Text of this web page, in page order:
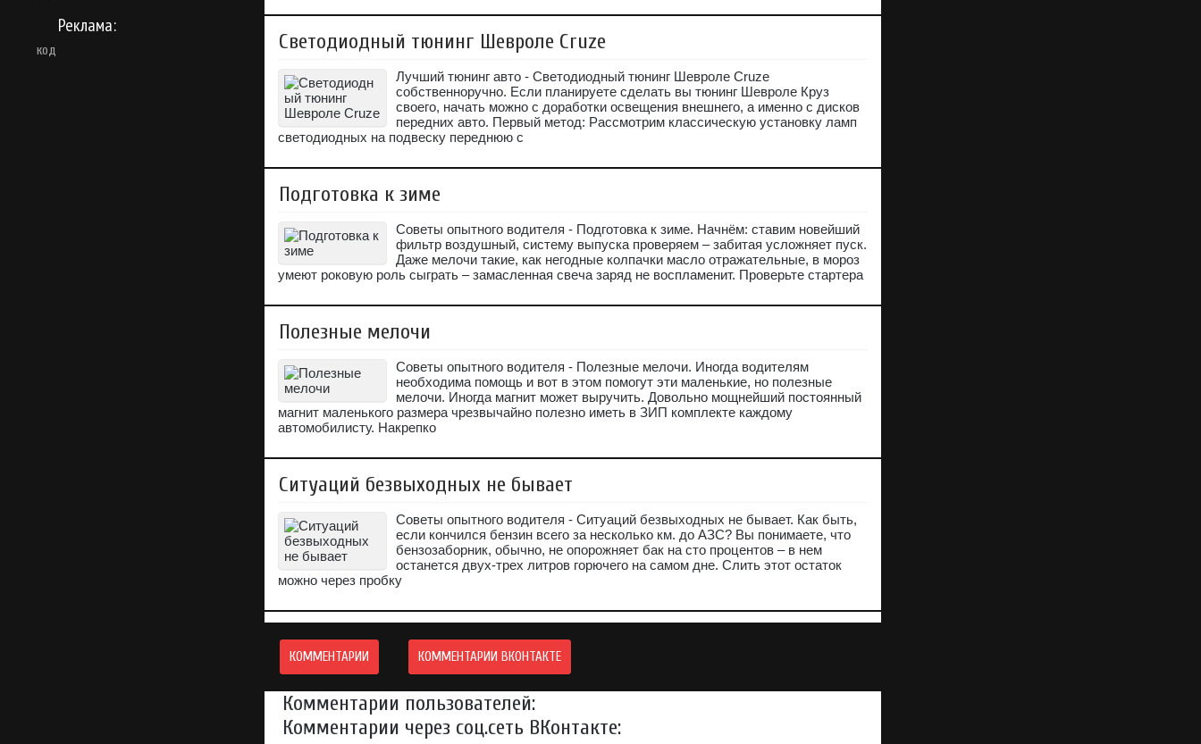
Реклама:
код Светодиодный тюнинг Шевроле Cruze
Лучший тюнинг авто - Светодиодный тюнинг Шевроле Cruze
собственноручно. Если планируете сделать вы тюнинг Шевроле Круз
своего, начать можно с доработки освещения внешнего, а именно с дисков
передних авто. Первый метод: Рассмотрим классическую установку ламп
светодиодных на подвеску переднюю с
Подготовка к зиме
Советы опытного водителя - Подготовка к зиме. Начнём: ставим новейший
фильтр воздушный, систему выпуска проверяем – забитая усложняет пуск.
Даже мелочи такие, как негодные колпачки масло отражательные, в мороз
умеют роковую роль сыграть – замасленная свеча заряд не воспламенит. Проверьте стартера
Полезные мелочи
Советы опытного водителя - Полезные мелочи. Иногда водителям
необходима помощь и вот в этом помогут эти маленькие, но полезные
мелочи. Иногда магнит может выручить. Довольно мощнейший постоянный
магнит маленького размера чрезвычайно полезно иметь в ЗИП комплекте каждому
автомобилисту. Накрепко
Ситуаций безвыходных не бывает
Советы опытного водителя - Ситуаций безвыходных не бывает. Как быть,
если кончился бензин всего за несколько км. до АЗС? Вы понимаете, что
бензозаборник, обычно, не опорожняет бак на сто процентов – в нем
останется двух-трех литров горючего на самом дне. Слить этот остаток
можно через пробку
КОММЕНТАРИИ КОММЕНТАРИИ ВКОНТАКТЕ
Комментарии пользователей:
Комментарии через соц.сеть ВКонтакте: